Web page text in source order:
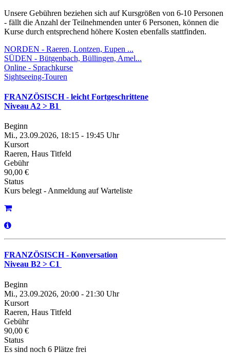
Unsere Gebühren beziehen sich auf Kursgrößen von 6-10 Personen
- fällt die Anzahl der Teilnehmenden unter 6 Personen, können die
Kurse durch entsprechend höhere Kosten ebenfalls stattfinden.
NORDEN - Raeren, Lontzen, Eupen ...
SÜDEN - Bütgenbach, Büllingen, Amel...
Online - Sprachkurse
Sightseeing-Touren
FRANZÖSISCH - leicht Fortgeschrittene
Niveau A2 > B1
Beginn
Mi., 23.09.2026, 18:15 - 19:45 Uhr
Kursort
Raeren, Haus Titfeld
Gebühr
90,00 €
Status
Kurs belegt - Anmeldung auf Warteliste
FRANZÖSISCH - Konversation
Niveau B2 > C1
Beginn
Mi., 23.09.2026, 20:00 - 21:30 Uhr
Kursort
Raeren, Haus Titfeld
Gebühr
90,00 €
Status
Es sind noch 6 Plätze frei